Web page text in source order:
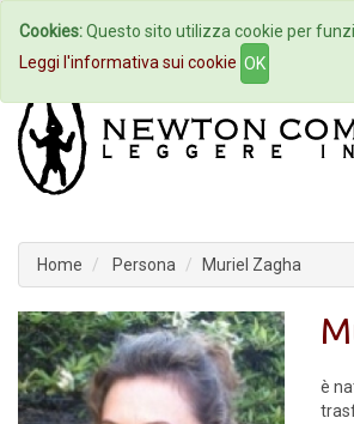
Home Autori
Home Persona Muriel Zagha
è
Cookies:Questo sito utilizza cookie per
Leggi l'informativa sui cookie OK